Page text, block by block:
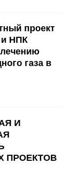
проект
НПК
газа в
И
ПРОЕКТОВ